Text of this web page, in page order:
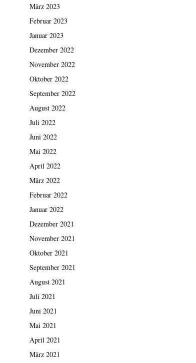
März 2023
Februar 2023
Januar 2023
Dezember 2022
November 2022
Oktober 2022
September 2022
August 2022
Juli 2022
Juni 2022
Mai 2022
April 2022
März 2022
Februar 2022
Januar 2022
Dezember 2021
November 2021
Oktober 2021
September 2021
August 2021
Juli 2021
Juni 2021
Mai 2021
April 2021
März 2021